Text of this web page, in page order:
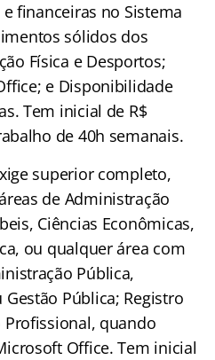
financeiras no Sistema
sólidos dos
Física e Desportos;
e Disponibilidade
Tem inicial de R$
de 40h semanais.
superior completo,
de Administração
Ciências Econômicas,
ou qualquer área com
Pública,
Pública; Registro
quando
Office. Tem inicial